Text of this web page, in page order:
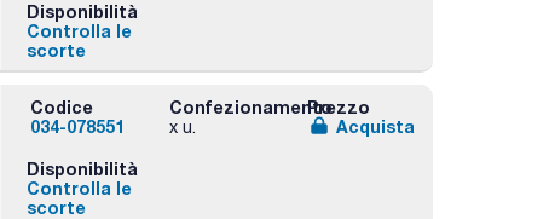
Disponibilità
Controlla le
scorte
Codice
034-078551
Confezionamento
x u.
Prezzo
Acquista
Disponibilità
Controlla le
scorte